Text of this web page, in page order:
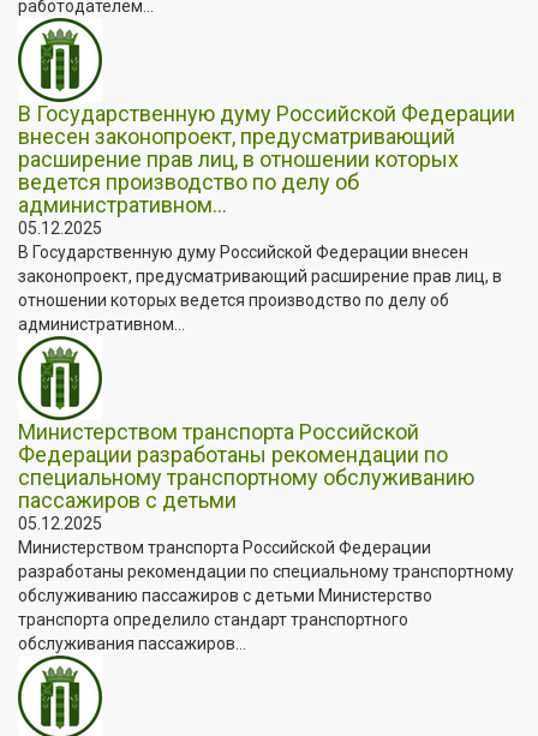
работодателем...
В Государственную думу Российской Федерации
внесен законопроект, предусматривающий
расширение прав лиц, в отношении которых
ведется производство по делу об
административном...
05.12.2025
В Государственную думу Российской Федерации внесен
законопроект, предусматривающий расширение прав лиц, в
отношении которых ведется производство по делу об
административном...
Министерством транспорта Российской
Федерации разработаны рекомендации по
специальному транспортному обслуживанию
пассажиров с детьми
05.12.2025
Министерством транспорта Российской Федерации
разработаны рекомендации по специальному транспортному
обслуживанию пассажиров с детьми Министерство
транспорта определило стандарт транспортного
обслуживания пассажиров...